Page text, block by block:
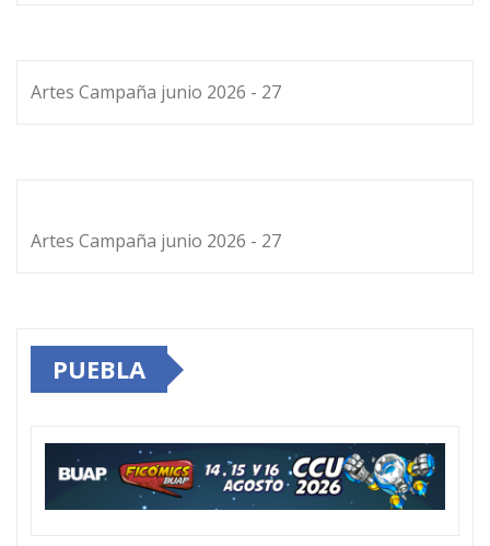
Artes Campaña junio 2026 - 27
Artes Campaña junio 2026 - 27
PUEBLA